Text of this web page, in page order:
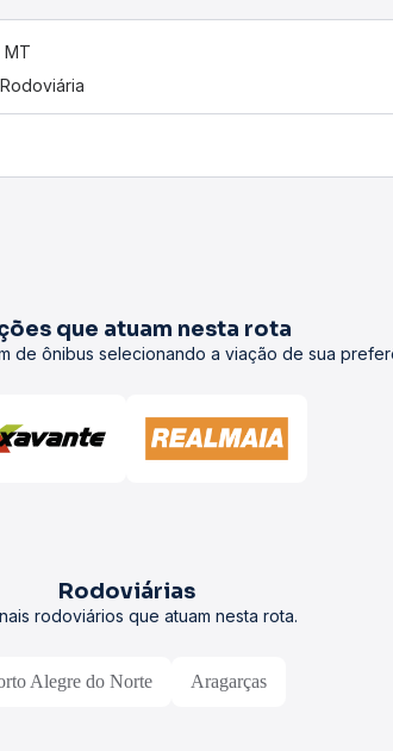
MT
que atuam nesta rota
de ônibus selecionando a viação de sua
Rodoviárias
rodoviários que atuam nesta rota.
Alegre do Norte Aragarças